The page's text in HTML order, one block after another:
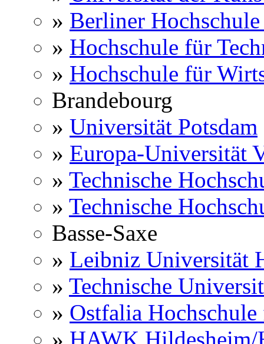
» Berliner
» Hochschule für
» Hochschule für
Brandebourg
» Universität Potsdam
» Europa-Universität
» Technische
» Technische
Basse-Saxe
» Leibniz Universität
» Technische
» Ostfalia Hochschule
» HAWK